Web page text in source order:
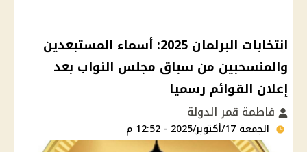
انتخابات البرلمان 2025: أسماء المستبعدين
والمنسحبين من سباق مجلس النواب بعد
إعلان القوائم رسميا
فاطمة قمر الدولة
الجمعة 17/أكتوبر/2025 - 12:52 م